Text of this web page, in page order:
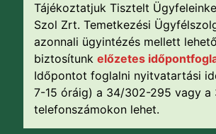
Tájékoztatjuk Tisztelt
Szol Zrt. Temetkezési
azonnali ügyintézés mellett
biztosítunk előzetes
Időpontot foglalni nyitvatartási
7-15 óráig) a 34/302-295 vagy a
telefonszámokon lehet.